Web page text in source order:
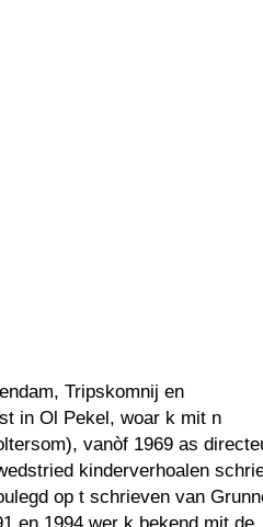
Tripskomnij en
in Ol Pekel, woar k mit n
vanòf 1969 as
kinderverhoalen
op t schrieven van